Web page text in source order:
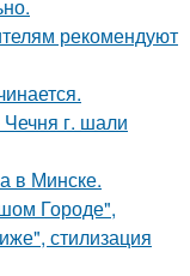
рекомендуют
Чечня г. шали
в Минске.
Городе",
стилизация